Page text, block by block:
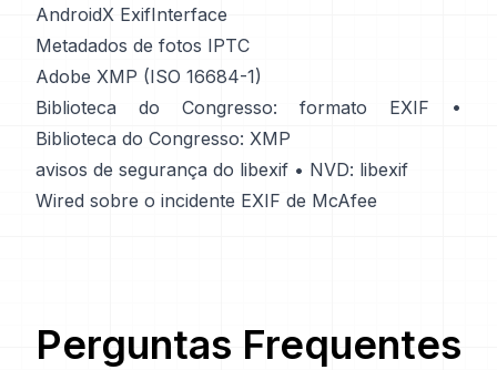
AndroidX ExifInterface
Metadados de fotos IPTC
Adobe XMP (ISO 16684-1)
Biblioteca do Congresso: formato EXIF
•
Biblioteca do Congresso: XMP
avisos de segurança do libexif • NVD: libexif
Wired sobre o incidente EXIF de McAfee
Perguntas Frequentes